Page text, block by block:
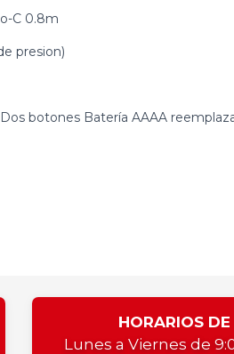
C 0.8m
presion)
botones Batería AAAA
HORARIOS
Lunes a Viernes de